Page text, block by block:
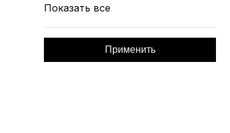
Показать все
Применить